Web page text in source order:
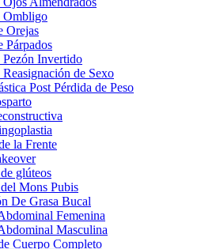
Ombligo
Orejas
Párpados
Invertido
de Sexo
Post Pérdida de Peso
la Frente
glúteos
Mons Pubis
De Grasa Bucal
Femenina
Masculina
Cuerpo Completo